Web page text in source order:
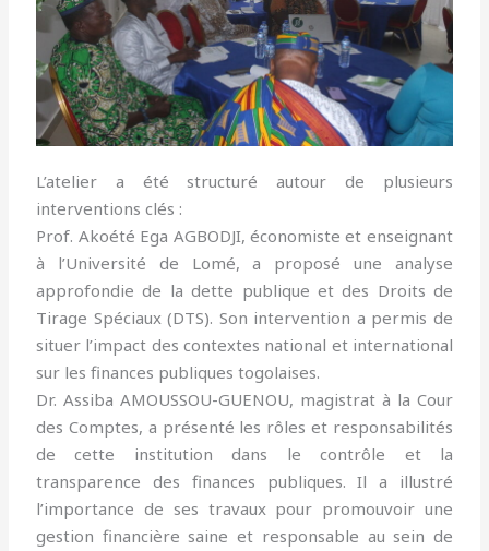
L’atelier a été structuré autour de plusieurs
interventions clés :
Prof. Akoété Ega AGBODJI, économiste et enseignant
à l’Université de Lomé, a proposé une analyse
approfondie de la dette publique et des Droits de
Tirage Spéciaux (DTS). Son intervention a permis de
situer l’impact des contextes national et international
sur les finances publiques togolaises.
Dr. Assiba AMOUSSOU-GUENOU, magistrat à la Cour
des Comptes, a présenté les rôles et responsabilités
de cette institution dans le contrôle et la
transparence des finances publiques. Il a illustré
l’importance de ses travaux pour promouvoir une
gestion financière saine et responsable au sein de